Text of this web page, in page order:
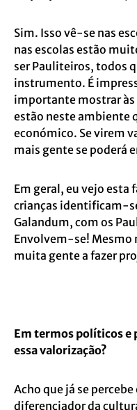
Sim. Isso vê-se nas
nas escolas estão
ser Pauliteiros, todos
instrumento. É
importante mostrar às
estão neste ambiente
económico. Se virem
mais gente se poderá
Em geral, eu vejo esta
crianças identificam-
Galandum, com os
Envolvem-se! Mesmo
muita gente a fazer
Em termos políticos
essa valorização?
Acho que já se
diferenciador da